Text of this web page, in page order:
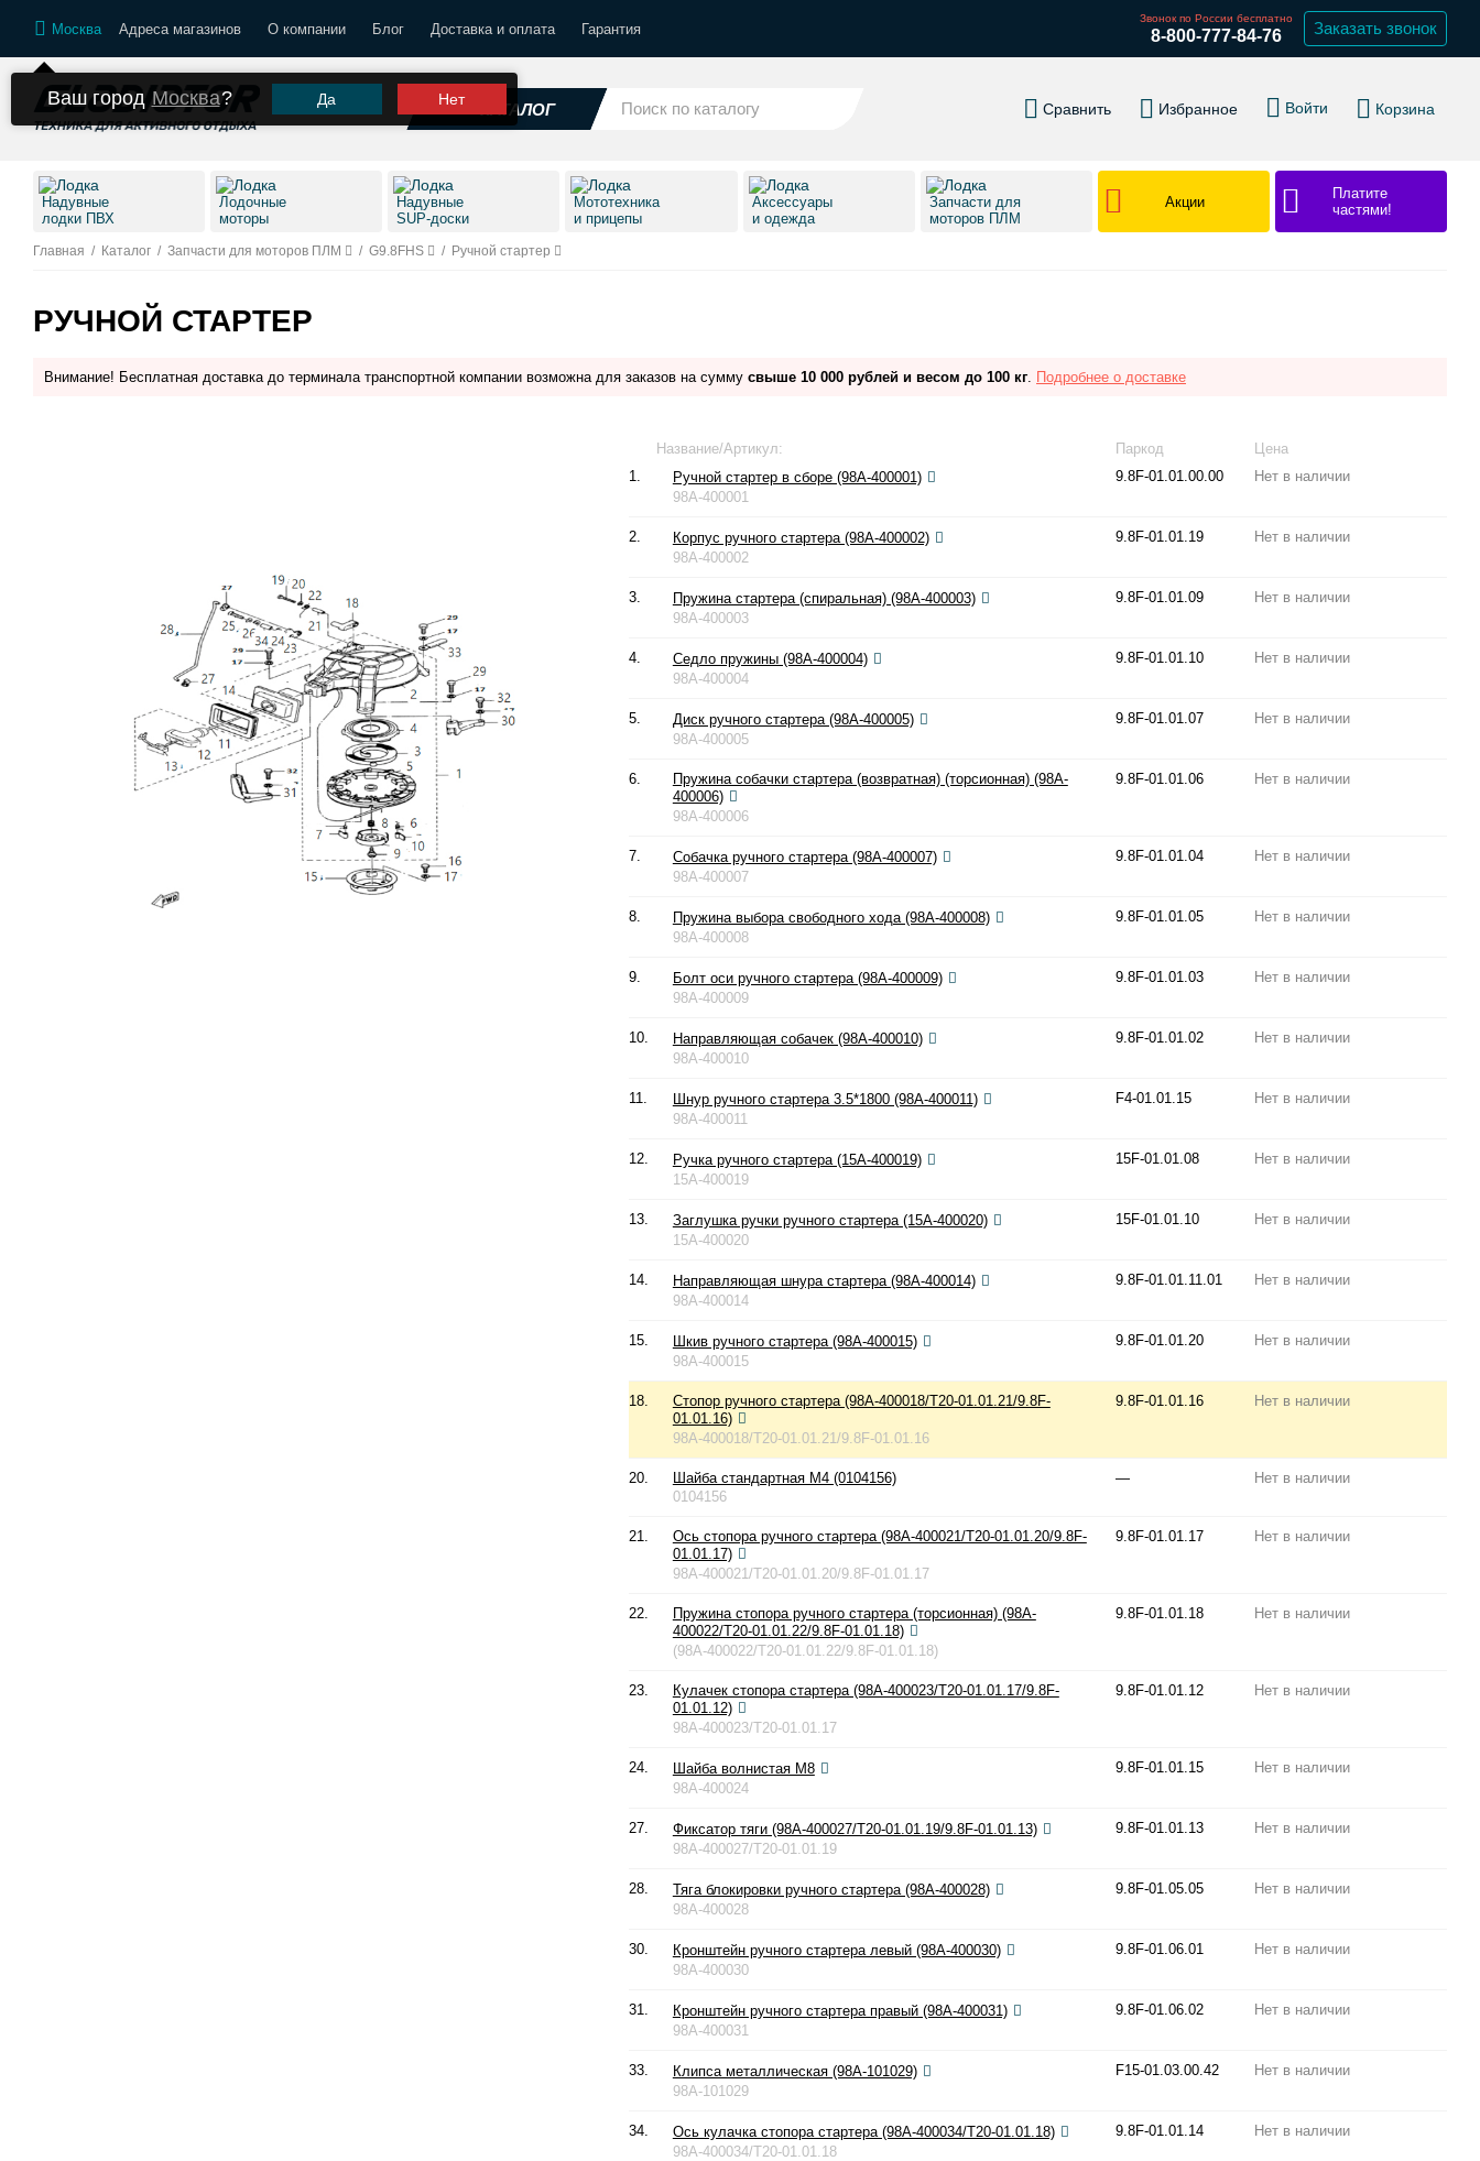
Москва Адреса магазинов О компании Блог Доставка и оплата Гарантия
Звонок по России бесплатно
8-800-777-84-76 Заказать звонок
КАТАЛОГ Сравнить Избранное Войти Корзина
Ваш городМосква? Да Нет
Надувные
лодки ПВХ
Лодочные
моторы
Надувные
SUP-доски
Мототехника
и прицепы
Аксессуары
и одежда
Запчасти для
моторов ПЛМ
Акции
Платите
частями!
Главная / Каталог / Запчасти для моторов ПЛМ / G9.8FHS / Ручной стартер
РУЧНОЙ СТАРТЕР
Внимание! Бесплатная доставка до терминала транспортной компании возможна для заказов на сумму свыше 10 000 рублей и весом до 100 кг. Подробнее о доставке
Название/Артикул: Паркод
Цена
1.
Ручной стартер в сборе (98A-400001)
98A-400001
9.8F-01.01.00.00 Нет в наличии
2.
Корпус ручного стартера (98A-400002)
98A-400002
9.8F-01.01.19 Нет в наличии
3.
Пружина стартера (спиральная) (98A-400003)
98A-400003
9.8F-01.01.09 Нет в наличии
4.
Седло пружины (98A-400004)
98A-400004
9.8F-01.01.10 Нет в наличии
5.
Диск ручного стартера (98A-400005)
98A-400005
9.8F-01.01.07 Нет в наличии
6.
Пружина собачки стартера (возвратная) (торсионная) (98A-
400006)
98A-400006
9.8F-01.01.06 Нет в наличии
7.
Собачка ручного стартера (98A-400007)
98A-400007
9.8F-01.01.04 Нет в наличии
8.
Пружина выбора свободного хода (98A-400008)
98A-400008
9.8F-01.01.05 Нет в наличии
9.
Болт оси ручного стартера (98A-400009)
98A-400009
9.8F-01.01.03 Нет в наличии
10.
Направляющая собачек (98A-400010)
98A-400010
9.8F-01.01.02 Нет в наличии
11.
Шнур ручного стартера 3.5*1800 (98A-400011)
98A-400011
F4-01.01.15 Нет в наличии
12.
Ручка ручного стартера (15A-400019)
15A-400019
15F-01.01.08 Нет в наличии
13.
Заглушка ручки ручного стартера (15A-400020)
15A-400020
15F-01.01.10 Нет в наличии
14.
Направляющая шнура стартера (98A-400014)
98A-400014
9.8F-01.01.11.01 Нет в наличии
15.
Шкив ручного стартера (98A-400015)
98A-400015
9.8F-01.01.20 Нет в наличии
18.
Стопор ручного стартера (98A-400018/T20-01.01.21/9.8F-
01.01.16)
98A-400018/T20-01.01.21/9.8F-01.01.16
9.8F-01.01.16 Нет в наличии
20.
Шайба стандартная М4 (0104156)
0104156
— Нет в наличии
21.
Ось стопора ручного стартера (98A-400021/T20-01.01.20/9.8F-
01.01.17)
98A-400021/T20-01.01.20/9.8F-01.01.17
9.8F-01.01.17 Нет в наличии
22.
Пружина стопора ручного стартера (торсионная) (98A-
400022/T20-01.01.22/9.8F-01.01.18)
(98A-400022/T20-01.01.22/9.8F-01.01.18)
9.8F-01.01.18 Нет в наличии
23.
Кулачек стопора стартера (98A-400023/T20-01.01.17/9.8F-
01.01.12)
98A-400023/T20-01.01.17
9.8F-01.01.12 Нет в наличии
24.
Шайба волнистая М8
98A-400024
9.8F-01.01.15 Нет в наличии
27.
Фиксатор тяги (98A-400027/T20-01.01.19/9.8F-01.01.13)
98A-400027/T20-01.01.19
9.8F-01.01.13 Нет в наличии
28.
Тяга блокировки ручного стартера (98A-400028)
98A-400028
9.8F-01.05.05 Нет в наличии
30.
Кронштейн ручного стартера левый (98A-400030)
98A-400030
9.8F-01.06.01 Нет в наличии
31.
Кронштейн ручного стартера правый (98A-400031)
98A-400031
9.8F-01.06.02 Нет в наличии
33.
Клипса металлическая (98A-101029)
98A-101029
F15-01.03.00.42 Нет в наличии
34.
Ось кулачка стопора стартера (98A-400034/T20-01.01.18)
98A-400034/T20-01.01.18
9.8F-01.01.14 Нет в наличии